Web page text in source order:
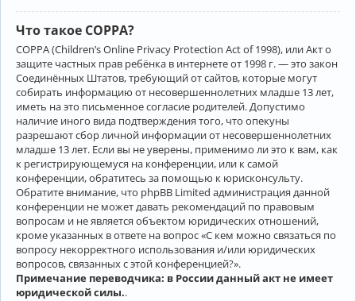
Что такое COPPA?
COPPA (Children’s Online Privacy Protection Act of 1998), или Акт о
защите частных прав ребёнка в интернете от 1998 г. — это закон
Соединённых Штатов, требующий от сайтов, которые могут
собирать информацию от несовершеннолетних младше 13 лет,
иметь на это письменное согласие родителей. Допустимо
наличие иного вида подтверждения того, что опекуны
разрешают сбор личной информации от несовершеннолетних
младше 13 лет. Если вы не уверены, применимо ли это к вам, как
к регистрирующемуся на конференции, или к самой
конференции, обратитесь за помощью к юрисконсульту.
Обратите внимание, что phpBB Limited администрация данной
конференции не может давать рекомендаций по правовым
вопросам и не является объектом юридических отношений,
кроме указанных в ответе на вопрос «С кем можно связаться по
вопросу некорректного использования и/или юридических
вопросов, связанных с этой конференцией?».
Примечание переводчика: в России данный акт не имеет
юридической силы..